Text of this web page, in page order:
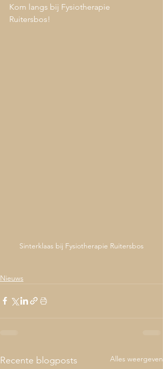
Kom langs bij Fysiotherapie
Ruitersbos!
Sinterklaas bij Fysiotherapie Ruitersbos
Nieuws
Recente blogposts Alles weergeven